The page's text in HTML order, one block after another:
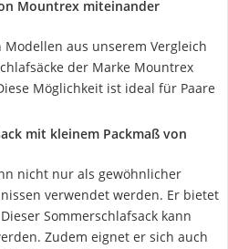
Mountrex miteinander
Modellen aus unserem Vergleich
der Marke Mountrex
Möglichkeit ist ideal für Paare
mit kleinem Packmaß von
nicht nur als gewöhnlicher
verwendet werden. Er bietet
Sommerschlafsack kann
Zudem eignet er sich auch